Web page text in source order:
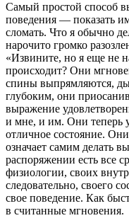
Самый простой способ
поведения — показать
сломать. Что я обычно
нарочито громко
«Извините, но я еще не
происходит? Они
спины выпрямляются,
глубоким, они
выражение
и мне, и им. Они теперь
отличное состояние.
означает самим делать
распоряжении есть все
физиологии, своих
следовательно, своего
свое поведение. Как
в считанные мгновения.